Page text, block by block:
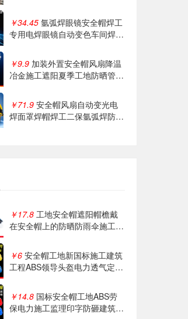
￥34.45 氩弧焊眼镜安全帽焊工
专用电焊眼镜自动变色车间焊接
￥9.9 加装外置安全帽风扇降温
冶金施工遮阳夏季工地防晒管廊
￥71.9 安全帽风扇自动变光电
焊面罩焊帽焊工二保氩弧焊防护
￥17.8 工地安全帽遮阳帽檐戴
在安全帽上的防晒防雨伞施工防
￥6 安全帽工地新国标施工建筑
工程ABS领导头盔电力透气定制
￥14.8 国标安全帽工地ABS劳
保电力施工监理印字防砸建筑工